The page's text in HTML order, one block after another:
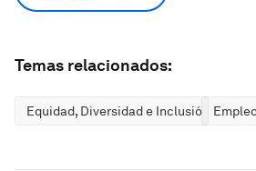
Temas relacionados:
Equidad, Diversidad e Inclusión